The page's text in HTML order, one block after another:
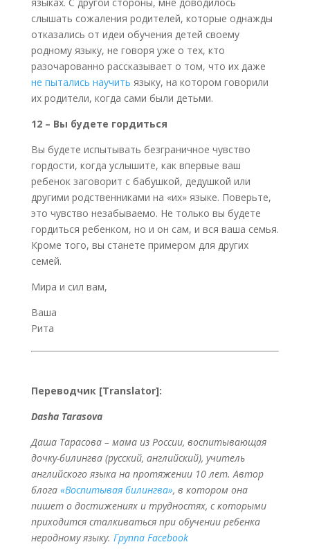
слышать сожаления родителей, которые однажды
отказались от идеи обучения детей своему
родному языку, не говоря уже о тех, кто
разочарованно рассказывает о том, что их даже
не пытались научить языку, на котором говорили
их родители, когда сами были детьми.
12 – Вы будете гордиться
Вы будете испытывать безграничное чувство
гордости, когда услышите, как впервые ваш
ребенок заговорит с бабушкой, дедушкой или
другими родственниками на «их» языке. Поверьте,
это чувство незабываемо. Не только вы будете
гордиться ребенком, но и он сам, и вся ваша семья.
Кроме того, вы станете примером для других
семей.
Мира и сил вам,
Ваша
Рита
Переводчик [Translator]:
Dasha Tarasova
Даша Тарасова – мама из России, воспитывающая
дочку-билингва (русский, английский), учитель
английского языка на протяжении 10 лет. Автор
блога «Воспитывая билингва», в котором она
пишет о достижениях и трудностях, с которыми
приходится сталкиваться при обучении ребенка
неродному языку. Группа Facebook